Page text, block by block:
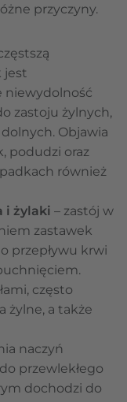
przyczyny.
jest
niewydolność
zastoju żylnych,
Objawia
podudzi oraz
również
i żylaki – zastój w
zastawek
przepływu krwi
często
żylne, a także
naczyń
przewlekłego
dochodzi do